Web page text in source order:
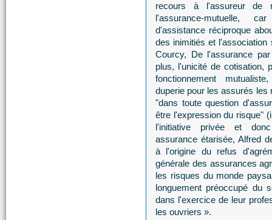
recours à l'assureur de
l'assurance-mutuelle,
d'assistance réciproque
des inimitiés et l'association
Courcy, De l'assurance
plus, l'unicité de cotisation,
fonctionnement
duperie pour les assurés les
"dans toute question
être l'expression du risque"
l'initiative privée et
assurance étarisée, Alfred
à l'origine du refus
générale des assurances
les risques du monde
longuement préoccupé du
dans l'exercice de leur
les ouvriers ».